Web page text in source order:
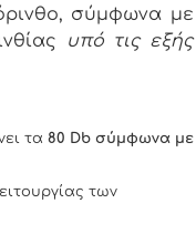
σύμφωνα με
υπό τις εξής
τα 80 Db σύμφωνα με
των